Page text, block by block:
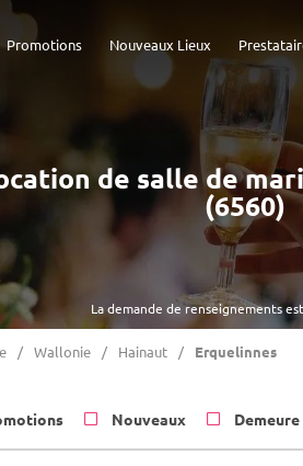
Nouveaux Lieux
Promotions
La demande de renseignements
de salle de
(6560)
Wallonie Hainaut Erquelinnes
Nouveaux